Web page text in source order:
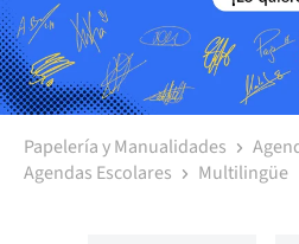
Papelería y Manualidades
Agendas Escolares
Multilingüe